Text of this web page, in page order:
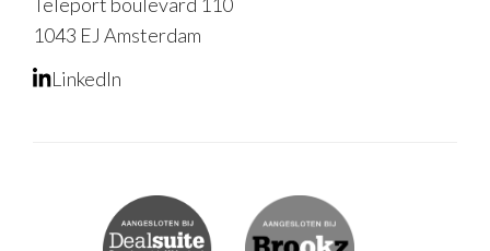
1043 EJ Amsterdam
LinkedIn